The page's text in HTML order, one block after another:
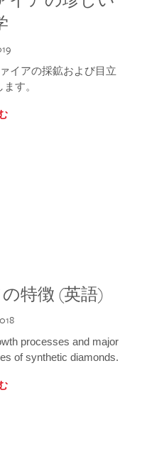
イアの採鉱および目立
す。
特徴 (英語)
processes and major
of synthetic diamonds.